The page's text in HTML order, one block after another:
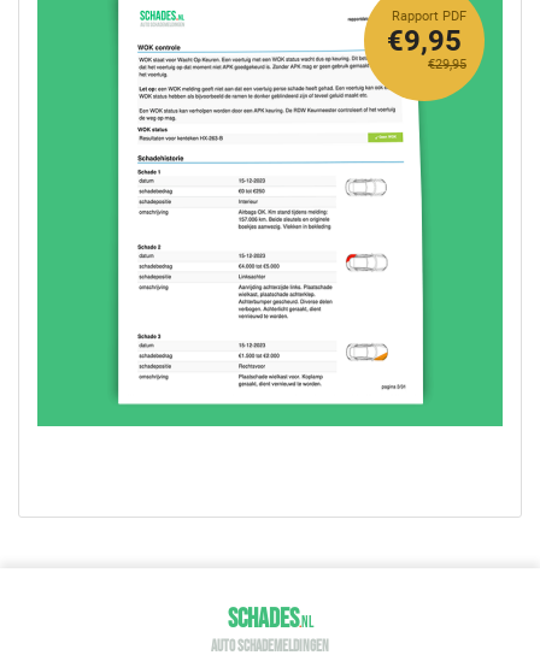
Rapport PDF
€29,95
€9,95
SCHADES.NL
AUTO SCHADEMELDINGEN